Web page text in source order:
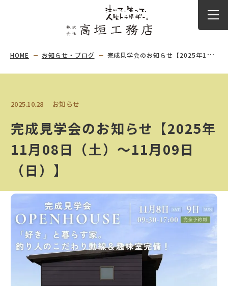
HOME お知らせ・ブログ 完成見学会のお知らせ【2025年11月08日（土）〜11月09日（日）】
2025.10.28 お知らせ
完成見学会のお知らせ【2025年
11月08日（土）〜11月09日
（日）】